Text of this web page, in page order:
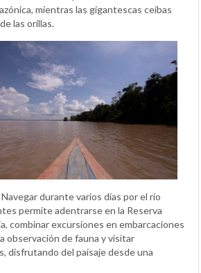
mientras las gigantescas ceibas
las orillas.
durante varios días por el río
permite adentrarse en la Reserva
combinar excursiones en embarcaciones
observación de fauna y visitar
disfrutando del paisaje desde una